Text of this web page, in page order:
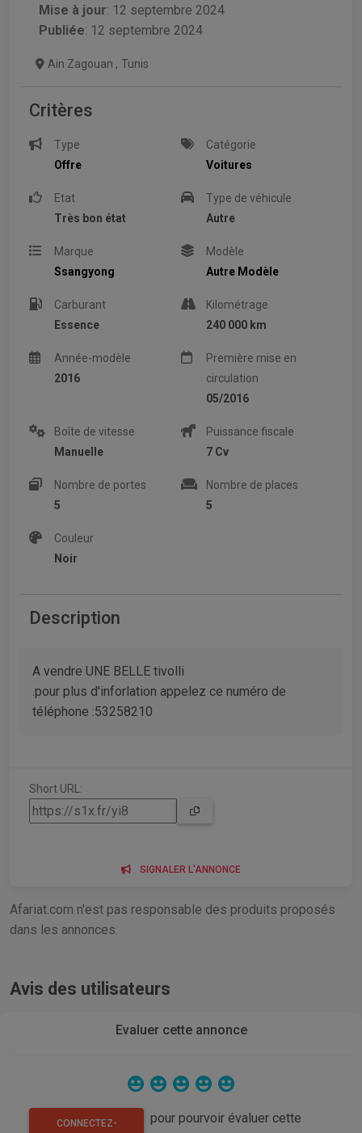
Mise à jour: 12 septembre 2024
Publiée: 12 septembre 2024
Ain Zagouan , Tunis
Critères
Type
Offre
Catégorie
Voitures
Etat
Très bon état
Type de véhicule
Autre
Marque
Ssangyong
Modèle
Autre Modèle
Carburant
Essence
Kilométrage
240 000 km
Année-modèle
2016
Première mise en
circulation
05/2016
Boîte de vitesse
Manuelle
Puissance fiscale
7 Cv
Nombre de portes
5
Nombre de places
5
Couleur
Noir
Description
A vendre UNE BELLE tivolli
.pour plus d'inforlation appelez ce numéro de
téléphone :53258210
Short URL:
SIGNALER L'ANNONCE
Afariat.com n'est pas responsable des produits proposés
dans les annonces.
Avis des utilisateurs
Evaluer cette annonce
CONNECTEZ-
pour pourvoir évaluer cette